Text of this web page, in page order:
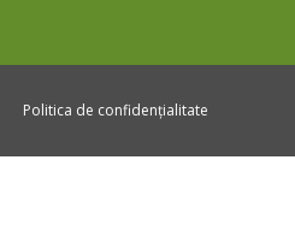
Politica de confidențialitate